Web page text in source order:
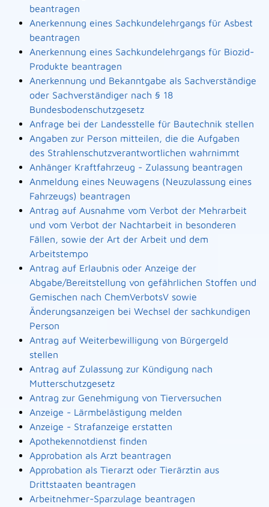
beantragen
Anerkennung eines Sachkundelehrgangs für Asbest
beantragen
Anerkennung eines Sachkundelehrgangs für Biozid-
Produkte beantragen
Anerkennung und Bekanntgabe als Sachverständige
oder Sachverständiger nach § 18
Bundesbodenschutzgesetz
Anfrage bei der Landesstelle für Bautechnik stellen
Angaben zur Person mitteilen, die die Aufgaben
des Strahlenschutzverantwortlichen wahrnimmt
Anhänger Kraftfahrzeug - Zulassung beantragen
Anmeldung eines Neuwagens (Neuzulassung eines
Fahrzeugs) beantragen
Antrag auf Ausnahme vom Verbot der Mehrarbeit
und vom Verbot der Nachtarbeit in besonderen
Fällen, sowie der Art der Arbeit und dem
Arbeitstempo
Antrag auf Erlaubnis oder Anzeige der
Abgabe/Bereitstellung von gefährlichen Stoffen und
Gemischen nach ChemVerbotsV sowie
Änderungsanzeigen bei Wechsel der sachkundigen
Person
Antrag auf Weiterbewilligung von Bürgergeld
stellen
Antrag auf Zulassung zur Kündigung nach
Mutterschutzgesetz
Antrag zur Genehmigung von Tierversuchen
Anzeige - Lärmbelästigung melden
Anzeige - Strafanzeige erstatten
Apothekennotdienst finden
Approbation als Arzt beantragen
Approbation als Tierarzt oder Tierärztin aus
Drittstaaten beantragen
Arbeitnehmer-Sparzulage beantragen